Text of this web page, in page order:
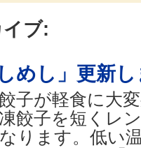
ブ:
めし」更新
子が軽食に大
餃子を短くレ
ります。低い